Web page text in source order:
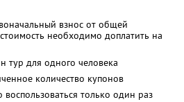
взнос от общей
необходимо доплатить на
тур для одного человека
количество купонов
только один раз